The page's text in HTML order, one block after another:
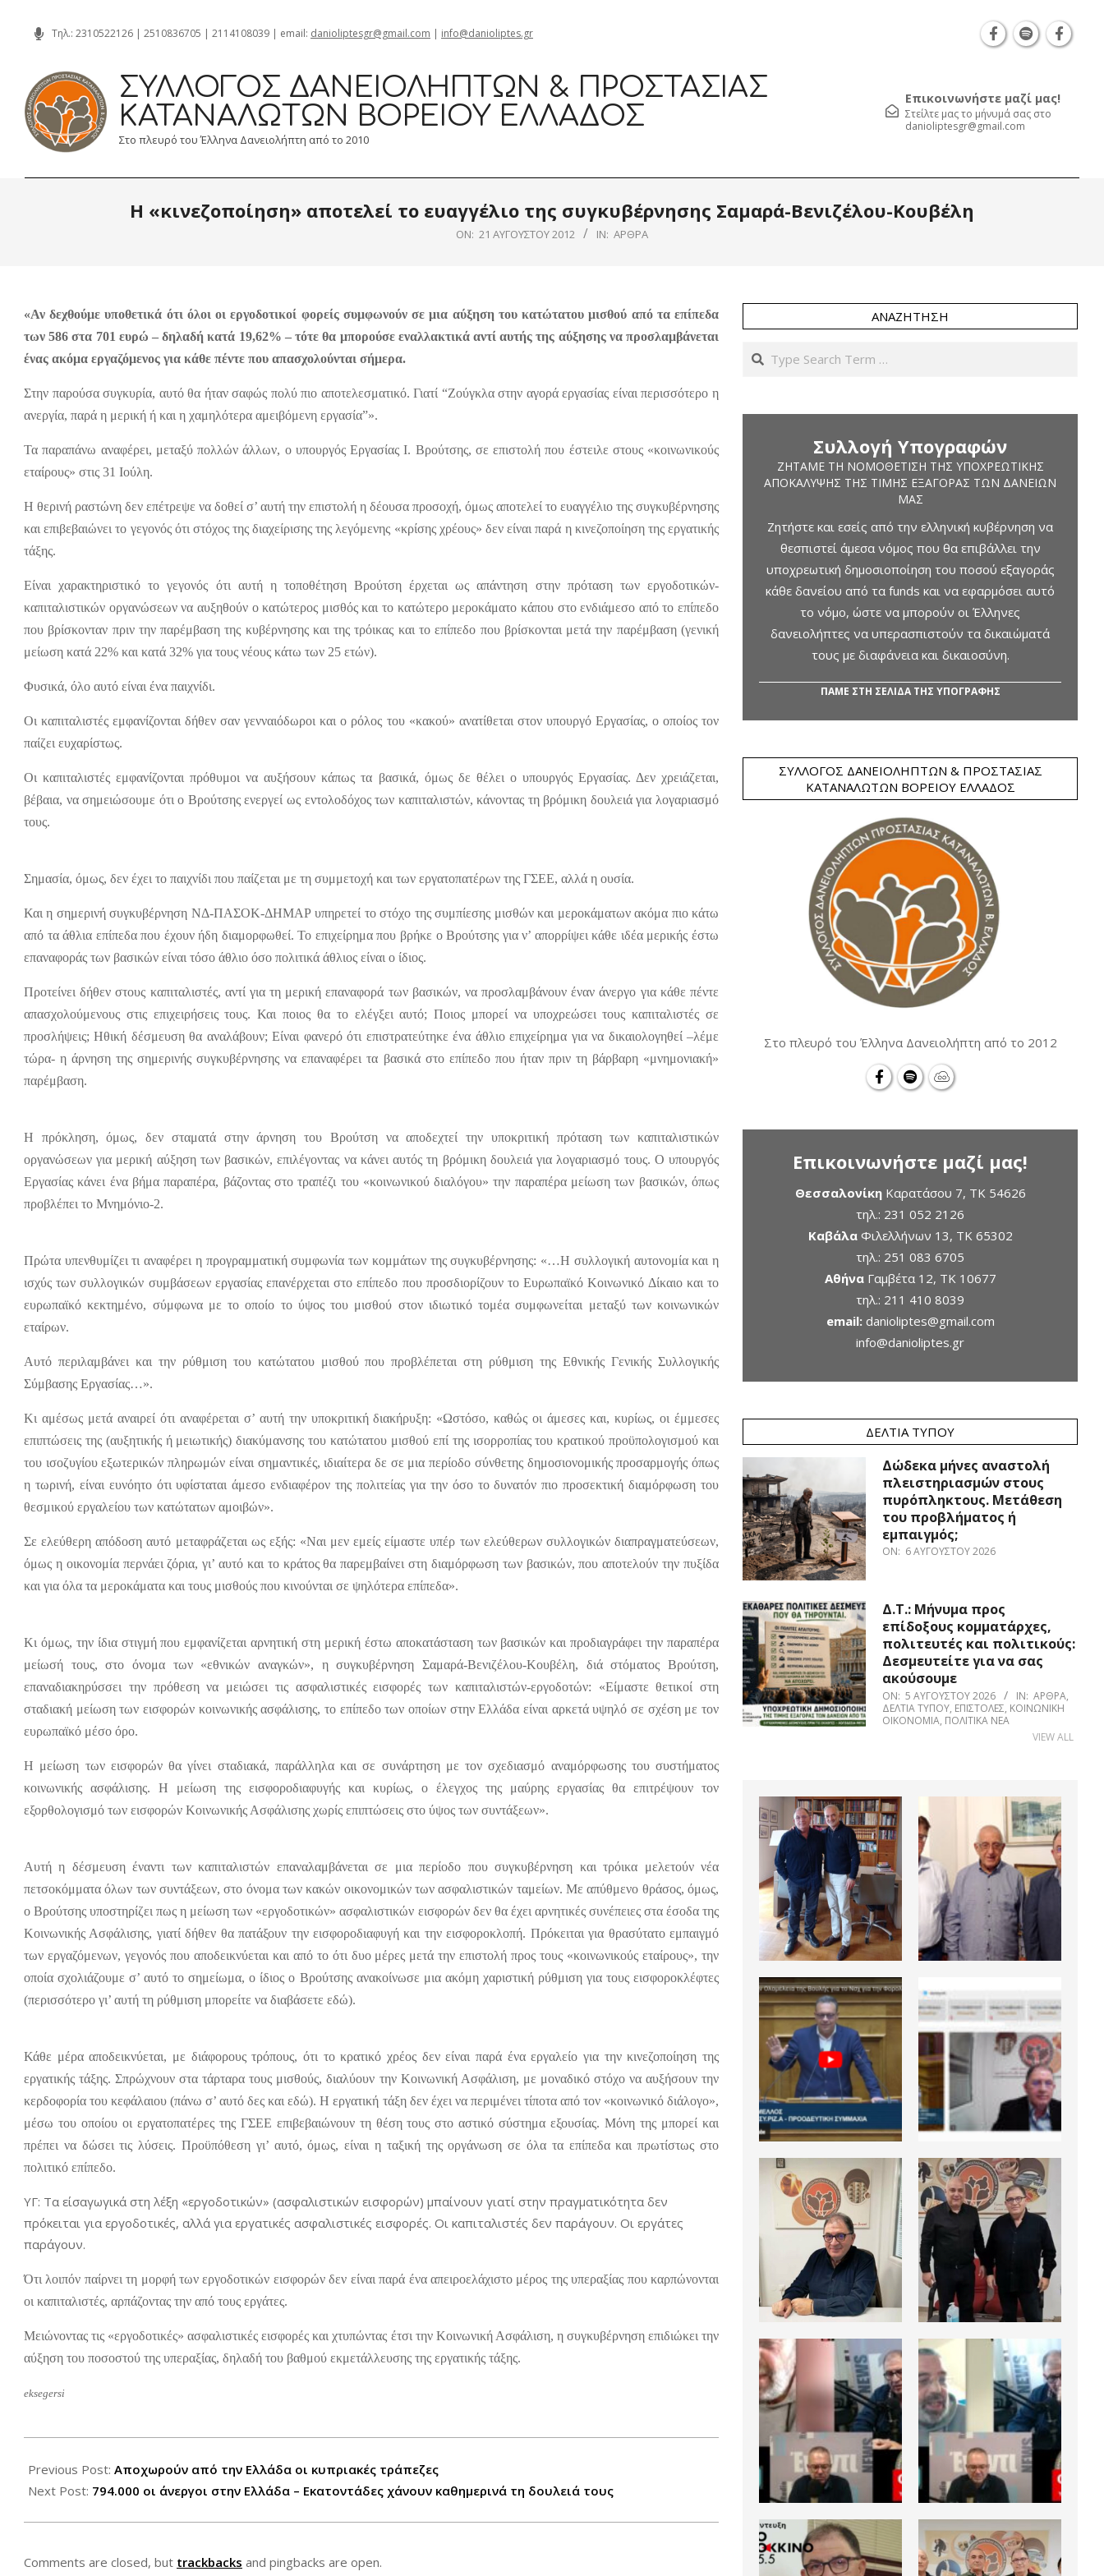
content
Τηλ.: 2310522126 | 2510836705 | 2114108039 | email: danioliptesgr@gmail.com | info@danioliptes.gr
ΣΎΛΛΟΓΟΣ ΔΑΝΕΙΟΛΗΠΤΏΝ & ΠΡΟΣΤΑΣΊΑΣ
ΚΑΤΑΝΑΛΩΤΏΝ ΒΟΡΕΊΟΥ ΕΛΛΆΔΟΣ
Στο πλευρό του Έλληνα Δανειολήπτη από το 2010
Επικοινωνήστε μαζί μας!
Στείλτε μας το μήνυμά σας στο
danioliptesgr@gmail.com
Η «κινεζοποίηση» αποτελεί το ευαγγέλιο της συγκυβέρνησης Σαμαρά-Βενιζέλου-Κουβέλη
ON: 21 ΑΥΓΟΎΣΤΟΥ 2012 IN: ΆΡΘΡΑ
«Αν δεχθούμε υποθετικά ότι όλοι οι εργοδοτικοί φορείς συμφωνούν σε μια αύξηση του κατώτατου μισθού από τα επίπεδα
των 586 στα 701 ευρώ – δηλαδή κατά 19,62% – τότε θα μπορούσε εναλλακτικά αντί αυτής της αύξησης να προσλαμβάνεται
ένας ακόμα εργαζόμενος για κάθε πέντε που απασχολούνται σήμερα.
Στην παρούσα συγκυρία, αυτό θα ήταν σαφώς πολύ πιο αποτελεσματικό. Γιατί “Ζούγκλα στην αγορά εργασίας είναι περισσότερο η
ανεργία, παρά η μερική ή και η χαμηλότερα αμειβόμενη εργασία”».
Τα παραπάνω αναφέρει, μεταξύ πολλών άλλων, ο υπουργός Εργασίας Ι. Βρούτσης, σε επιστολή που έστειλε στους «κοινωνικούς
εταίρους» στις 31 Ιούλη.
Η θερινή ραστώνη δεν επέτρεψε να δοθεί σ’ αυτή την επιστολή η δέουσα προσοχή, όμως αποτελεί το ευαγγέλιο της συγκυβέρνησης
και επιβεβαιώνει το γεγονός ότι στόχος της διαχείρισης της λεγόμενης «κρίσης χρέους» δεν είναι παρά η κινεζοποίηση της εργατικής
τάξης.
Είναι χαρακτηριστικό το γεγονός ότι αυτή η τοποθέτηση Βρούτση έρχεται ως απάντηση στην πρόταση των εργοδοτικών-
καπιταλιστικών οργανώσεων να αυξηθούν ο κατώτερος μισθός και το κατώτερο μεροκάματο κάπου στο ενδιάμεσο από το επίπεδο
που βρίσκονταν πριν την παρέμβαση της κυβέρνησης και της τρόικας και το επίπεδο που βρίσκονται μετά την παρέμβαση (γενική
μείωση κατά 22% και κατά 32% για τους νέους κάτω των 25 ετών).
Φυσικά, όλο αυτό είναι ένα παιχνίδι.
Οι καπιταλιστές εμφανίζονται δήθεν σαν γενναιόδωροι και ο ρόλος του «κακού» ανατίθεται στον υπουργό Εργασίας, ο οποίος τον
παίζει ευχαρίστως.
Οι καπιταλιστές εμφανίζονται πρόθυμοι να αυξήσουν κάπως τα βασικά, όμως δε θέλει ο υπουργός Εργασίας. Δεν χρειάζεται,
βέβαια, να σημειώσουμε ότι ο Βρούτσης ενεργεί ως εντολοδόχος των καπιταλιστών, κάνοντας τη βρόμικη δουλειά για λογαριασμό
τους.
Σημασία, όμως, δεν έχει το παιχνίδι που παίζεται με τη συμμετοχή και των εργατοπατέρων της ΓΣΕΕ, αλλά η ουσία.
Και η σημερινή συγκυβέρνηση ΝΔ-ΠΑΣΟΚ-ΔΗΜΑΡ υπηρετεί το στόχο της συμπίεσης μισθών και μεροκάματων ακόμα πιο κάτω
από τα άθλια επίπεδα που έχουν ήδη διαμορφωθεί. Το επιχείρημα που βρήκε ο Βρούτσης για ν’ απορρίψει κάθε ιδέα μερικής έστω
επαναφοράς των βασικών είναι τόσο άθλιο όσο πολιτικά άθλιος είναι ο ίδιος.
Προτείνει δήθεν στους καπιταλιστές, αντί για τη μερική επαναφορά των βασικών, να προσλαμβάνουν έναν άνεργο για κάθε πέντε
απασχολούμενους στις επιχειρήσεις τους. Και ποιος θα το ελέγξει αυτό; Ποιος μπορεί να υποχρεώσει τους καπιταλιστές σε
προσλήψεις; Ηθική δέσμευση θα αναλάβουν; Είναι φανερό ότι επιστρατεύτηκε ένα άθλιο επιχείρημα για να δικαιολογηθεί –λέμε
τώρα- η άρνηση της σημερινής συγκυβέρνησης να επαναφέρει τα βασικά στο επίπεδο που ήταν πριν τη βάρβαρη «μνημονιακή»
παρέμβαση.
Η πρόκληση, όμως, δεν σταματά στην άρνηση του Βρούτση να αποδεχτεί την υποκριτική πρόταση των καπιταλιστικών
οργανώσεων για μερική αύξηση των βασικών, επιλέγοντας να κάνει αυτός τη βρόμικη δουλειά για λογαριασμό τους. Ο υπουργός
Εργασίας κάνει ένα βήμα παραπέρα, βάζοντας στο τραπέζι του «κοινωνικού διαλόγου» την παραπέρα μείωση των βασικών, όπως
προβλέπει το Μνημόνιο-2.
Πρώτα υπενθυμίζει τι αναφέρει η προγραμματική συμφωνία των κομμάτων της συγκυβέρνησης: «…Η συλλογική αυτονομία και η
ισχύς των συλλογικών συμβάσεων εργασίας επανέρχεται στο επίπεδο που προσδιορίζουν το Ευρωπαϊκό Κοινωνικό Δίκαιο και το
ευρωπαϊκό κεκτημένο, σύμφωνα με το οποίο το ύψος του μισθού στον ιδιωτικό τομέα συμφωνείται μεταξύ των κοινωνικών
εταίρων.
Αυτό περιλαμβάνει και την ρύθμιση του κατώτατου μισθού που προβλέπεται στη ρύθμιση της Εθνικής Γενικής Συλλογικής
Σύμβασης Εργασίας…».
Κι αμέσως μετά αναιρεί ότι αναφέρεται σ’ αυτή την υποκριτική διακήρυξη: «Ωστόσο, καθώς οι άμεσες και, κυρίως, οι έμμεσες
επιπτώσεις της (αυξητικής ή μειωτικής) διακύμανσης του κατώτατου μισθού επί της ισορροπίας του κρατικού προϋπολογισμού και
του ισοζυγίου εξωτερικών πληρωμών είναι σημαντικές, ιδιαίτερα δε σε μια περίοδο σύνθετης δημοσιονομικής προσαρμογής όπως
η τωρινή, είναι ευνόητο ότι υφίσταται άμεσο ενδιαφέρον της πολιτείας για την όσο το δυνατόν πιο προσεκτική διαμόρφωση του
θεσμικού εργαλείου των κατώτατων αμοιβών».
Σε ελεύθερη απόδοση αυτό μεταφράζεται ως εξής: «Ναι μεν εμείς είμαστε υπέρ των ελεύθερων συλλογικών διαπραγματεύσεων,
όμως η οικονομία περνάει ζόρια, γι’ αυτό και το κράτος θα παρεμβαίνει στη διαμόρφωση των βασικών, που αποτελούν την πυξίδα
και για όλα τα μεροκάματα και τους μισθούς που κινούνται σε ψηλότερα επίπεδα».
Κι όμως, την ίδια στιγμή που εμφανίζεται αρνητική στη μερική έστω αποκατάσταση των βασικών και προδιαγράφει την παραπέρα
μείωσή τους, στο όνομα των «εθνικών αναγκών», η συγκυβέρνηση Σαμαρά-Βενιζέλου-Κουβέλη, διά στόματος Βρούτση,
επαναδιακηρύσσει την πρόθεση να μειώσει τις ασφαλιστικές εισφορές των καπιταλιστών-εργοδοτών: «Είμαστε θετικοί στη
σταδιακή μείωση των εισφορών κοινωνικής ασφάλισης, το επίπεδο των οποίων στην Ελλάδα είναι αρκετά υψηλό σε σχέση με τον
ευρωπαϊκό μέσο όρο.
Η μείωση των εισφορών θα γίνει σταδιακά, παράλληλα και σε συνάρτηση με τον σχεδιασμό αναμόρφωσης του συστήματος
κοινωνικής ασφάλισης. Η μείωση της εισφοροδιαφυγής και κυρίως, ο έλεγχος της μαύρης εργασίας θα επιτρέψουν τον
εξορθολογισμό των εισφορών Κοινωνικής Ασφάλισης χωρίς επιπτώσεις στο ύψος των συντάξεων».
Αυτή η δέσμευση έναντι των καπιταλιστών επαναλαμβάνεται σε μια περίοδο που συγκυβέρνηση και τρόικα μελετούν νέα
πετσοκόμματα όλων των συντάξεων, στο όνομα των κακών οικονομικών των ασφαλιστικών ταμείων. Με απύθμενο θράσος, όμως,
ο Βρούτσης υποστηρίζει πως η μείωση των «εργοδοτικών» ασφαλιστικών εισφορών δεν θα έχει αρνητικές συνέπειες στα έσοδα της
Κοινωνικής Ασφάλισης, γιατί δήθεν θα πατάξουν την εισφοροδιαφυγή και την εισφοροκλοπή. Πρόκειται για θρασύτατο εμπαιγμό
των εργαζόμενων, γεγονός που αποδεικνύεται και από το ότι δυο μέρες μετά την επιστολή προς τους «κοινωνικούς εταίρους», την
οποία σχολιάζουμε σ’ αυτό το σημείωμα, ο ίδιος ο Βρούτσης ανακοίνωσε μια ακόμη χαριστική ρύθμιση για τους εισφοροκλέφτες
(περισσότερο γι’ αυτή τη ρύθμιση μπορείτε να διαβάσετε εδώ).
Κάθε μέρα αποδεικνύεται, με διάφορους τρόπους, ότι το κρατικό χρέος δεν είναι παρά ένα εργαλείο για την κινεζοποίηση της
εργατικής τάξης. Σπρώχνουν στα τάρταρα τους μισθούς, διαλύουν την Κοινωνική Ασφάλιση, με μοναδικό στόχο να αυξήσουν την
κερδοφορία του κεφάλαιου (πάνω σ’ αυτό δες και εδώ). Η εργατική τάξη δεν έχει να περιμένει τίποτα από τον «κοινωνικό διάλογο»,
μέσω του οποίου οι εργατοπατέρες της ΓΣΕΕ επιβεβαιώνουν τη θέση τους στο αστικό σύστημα εξουσίας. Μόνη της μπορεί και
πρέπει να δώσει τις λύσεις. Προϋπόθεση γι’ αυτό, όμως, είναι η ταξική της οργάνωση σε όλα τα επίπεδα και πρωτίστως στο
πολιτικό επίπεδο.
ΥΓ: Τα είσαγωγικά στη λέξη «εργοδοτικών» (ασφαλιστικών εισφορών) μπαίνουν γιατί στην πραγματικότητα δεν
πρόκειται για εργοδοτικές, αλλά για εργατικές ασφαλιστικές εισφορές. Οι καπιταλιστές δεν παράγουν. Οι εργάτες
παράγουν.
Ότι λοιπόν παίρνει τη μορφή των εργοδοτικών εισφορών δεν είναι παρά ένα απειροελάχιστο μέρος της υπεραξίας που καρπώνονται
οι καπιταλιστές, αρπάζοντας την από τους εργάτες.
Μειώνοντας τις «εργοδοτικές» ασφαλιστικές εισφορές και χτυπώντας έτσι την Κοινωνική Ασφάλιση, η συγκυβέρνηση επιδιώκει την
αύξηση του ποσοστού της υπεραξίας, δηλαδή του βαθμού εκμετάλλευσης της εργατικής τάξης.
eksegersi
08-
21
Previous Post: Αποχωρούν από την Ελλάδα οι κυπριακές τράπεζες
Next Post: 794.000 οι άνεργοι στην Ελλάδα – Εκατοντάδες χάνουν καθημερινά τη δουλειά τους
Comments are closed, but trackbacks and pingbacks are open.
ΑΝΑΖΉΤΗΣΗ
Search
Συλλογή Υπογραφών
ΖΗΤΆΜΕ ΤΗ ΝΟΜΟΘΈΤΙΣΗ ΤΗΣ ΥΠΟΧΡΕΩΤΙΚΉΣ
ΑΠΟΚΆΛΥΨΗΣ ΤΗΣ ΤΙΜΉΣ ΕΞΑΓΟΡΆΣ ΤΩΝ ΔΑΝΕΊΩΝ
ΜΑΣ
Ζητήστε και εσείς από την ελληνική κυβέρνηση να
θεσπιστεί άμεσα νόμος που θα επιβάλλει την
υποχρεωτική δημοσιοποίηση του ποσού εξαγοράς
κάθε δανείου από τα funds και να εφαρμόσει αυτό
το νόμο, ώστε να μπορούν οι Έλληνες
δανειολήπτες να υπερασπιστούν τα δικαιώματά
τους με διαφάνεια και δικαιοσύνη.
ΠΑΜΕ ΣΤΗ ΣΕΛΙΔΑ ΤΗΣ ΥΠΟΓΡΑΦΗΣ
ΣΎΛΛΟΓΟΣ ΔΑΝΕΙΟΛΗΠΤΏΝ & ΠΡΟΣΤΑΣΊΑΣ
ΚΑΤΑΝΑΛΩΤΏΝ ΒΟΡΕΊΟΥ ΕΛΛΆΔΟΣ
Στο πλευρό του Έλληνα Δανειολήπτη από το 2012
Επικοινωνήστε μαζί μας!
ΘεσσαλονίκηΚαρατάσου 7, TK 54626
τηλ.: 231 052 2126
ΚαβάλαΦιλελλήνων 13, ΤΚ 65302
τηλ.: 251 083 6705
ΑθήναΓαμβέτα 12, ΤΚ 10677
τηλ.: 211 410 8039
email: danioliptes@gmail.com
info@danioliptes.gr
ΔΕΛΤΊΑ ΤΎΠΟΥ
Δώδεκα μήνες αναστολή
πλειστηριασμών στους
πυρόπληκτους. Μετάθεση
του προβλήματος ή
εμπαιγμός;
ON: 6 ΑΥΓΟΎΣΤΟΥ 2026
Δ.Τ.: Μήνυμα προς
επίδοξους κομματάρχες,
πολιτευτές και πολιτικούς:
Δεσμευτείτε για να σας
ακούσουμε
ON: 5 ΑΥΓΟΎΣΤΟΥ 2026 IN: ΆΡΘΡΑ,
ΔΕΛΤΊΑ ΤΎΠΟΥ, ΕΠΙΣΤΟΛΈΣ, ΚΟΙΝΩΝΙΚΉ
ΟΙΚΟΝΟΜΊΑ, ΠΟΛΙΤΙΚΆ ΝΈΑ
VIEW ALL